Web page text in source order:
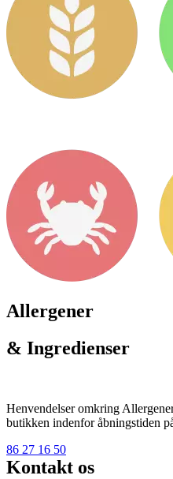
Allergener
& Ingredienser
Henvendelser omkring
butikken indenfor åbningstiden
86 27 16 50
Kontakt os